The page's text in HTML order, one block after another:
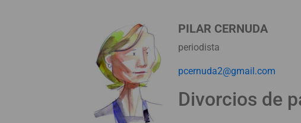
PILAR CERNUDA
periodista
pcernuda2@gmail.com
Divorcios de